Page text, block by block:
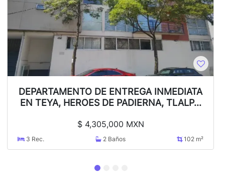
DEPARTAMENTO DE ENTREGA INMEDIATA
EN TEYA, HEROES DE PADIERNA, TLALP...
$ 4,305,000 MXN
3 Rec. 2 Baños 102 m²